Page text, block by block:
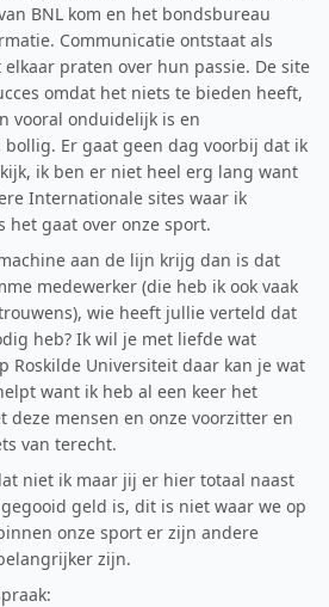
BNL kom en het bondsbureau
Communicatie ontstaat als
elkaar praten over hun passie. De site
omdat het niets te bieden heeft,
vooral onduidelijk is en
Er gaat geen dag voorbij dat ik
ik ben er niet heel erg lang want
Internationale sites waar ik
het gaat over onze sport.
aan de lijn krijg dan is dat
medewerker (die heb ik ook vaak
wie heeft jullie verteld dat
heb? Ik wil je met liefde wat
Roskilde Universiteit daar kan je wat
want ik heb al een keer het
deze mensen en onze voorzitter en
van terecht.
niet ik maar jij er hier totaal naast
geld is, dit is niet waar we op
onze sport er zijn andere
zijn.